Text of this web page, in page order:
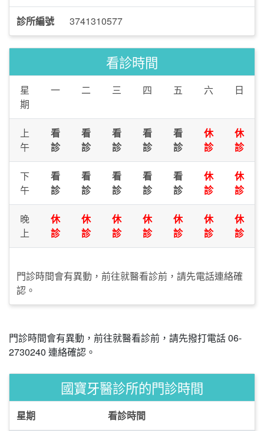
診所編號 3741310577
看診時間
星
期
一 二 三 四 五 六 日
上
午
看
診
看
診
看
診
看
診
看
診
休
診
休
診
下
午
看
診
看
診
看
診
看
診
看
診
休
診
休
診
晚
上
休
診
休
診
休
診
休
診
休
診
休
診
休
診
門診時間會有異動，前往就醫看診前，請先電話連絡確
認。
門診時間會有異動，前往就醫看診前，請先撥打電話 06-
2730240 連絡確認。
國寶牙醫診所的門診時間
星期 看診時間